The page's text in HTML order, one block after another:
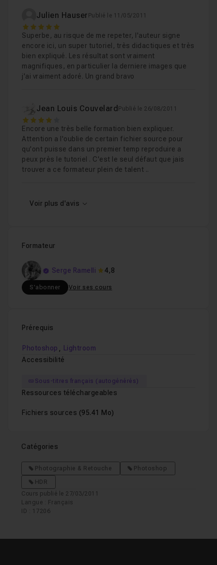
Julien Hauser Publié le 11/05/2011
5
Superbe, au risque de me repeter, l'auteur signe
encore ici, un super tutoriel, très didactiques et très
bien expliqué. Les résultat sont vraiment
magnifiques, en particulier la derniere images que
j'ai vraiment adoré. Un grand bravo
Jean Louis Couvelard Publié le 26/08/2011
4
Encore une très belle formation bien expliquer.
Attention a l'oublie de certain fichier source pour
qu'ont puisse dans un premier temp reproduire a
peux près le tutoriel . C'est le seul défaut que jais
trouver a ce formateur plein de talent ..
Voir plus d'avis
Formateur
Serge Ramelli 4,8
S'abonner Voir ses cours
Prérequis
Photoshop ,
Lightroom
Accessibilité
Sous-titres français (autogénérés)
Ressources téléchargeables
Fichiers sources (95.41 Mo)
Catégories
Photographie & Retouche
Photoshop
HDR
Cours publié le 27/03/2011
Langue : Français
ID : 17206